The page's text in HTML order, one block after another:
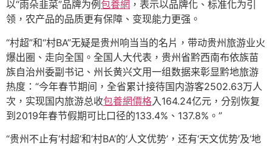
以“雨朵韭菜”品牌为例 包養網 ，表示以品牌化、标准化为引
领，农产品的品质更有保障、变现能力更强。
“村超”和“村BA”无疑是贵州响当当的名片，带动贵州旅游业火
爆出圈、走向全国。全国人大代表，贵州省黔西南布依族苗
族自治州委副书记、州长黄兴文用一组数据来彰显黔地旅游
热度：“今年春节期间，全省累计接待国内游客2502.63万人
次，实现国内旅游总收包養網價格入164.24亿元，分别恢复
到2019年春节假期可比口径的133.4%、137.8%。”
“贵州不止有‘村超’和‘村BA’的‘人文优势’，还有‘天文优势’及‘地